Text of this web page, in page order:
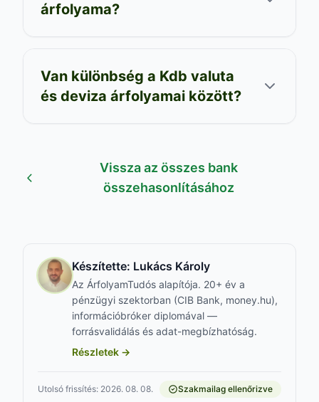
árfolyama?
Van különbség a Kdb valuta
és deviza árfolyamai között?
Vissza az összes bank
összehasonlításához
Készítette: Lukács Károly
Az ÁrfolyamTudós alapítója. 20+ év a
pénzügyi szektorban (CIB Bank, money.hu),
információbróker diplomával —
forrásvalidálás és adat-megbízhatóság.
Részletek →
Utolsó frissítés: 2026. 08. 08. Szakmailag ellenőrizve